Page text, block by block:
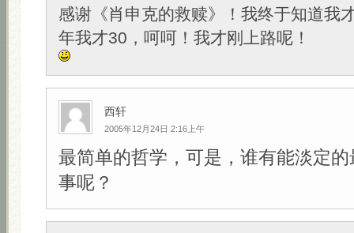
感谢《肖申克的救赎》！我终于知道我
年我才30，呵呵！我才刚上路呢！
西轩
2005年12月24日 2:16上午
最简单的哲学，可是，谁有能淡定
事呢？